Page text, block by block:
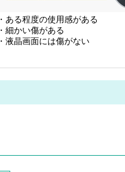
・ある程度の使用感がある
・細かい傷がある
・液晶画面には傷がない